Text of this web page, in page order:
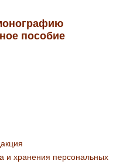
пособие
и хранения персональных